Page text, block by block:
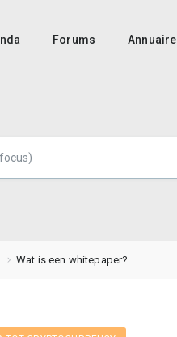
Forums Annuaire
Wat is een whitepaper?